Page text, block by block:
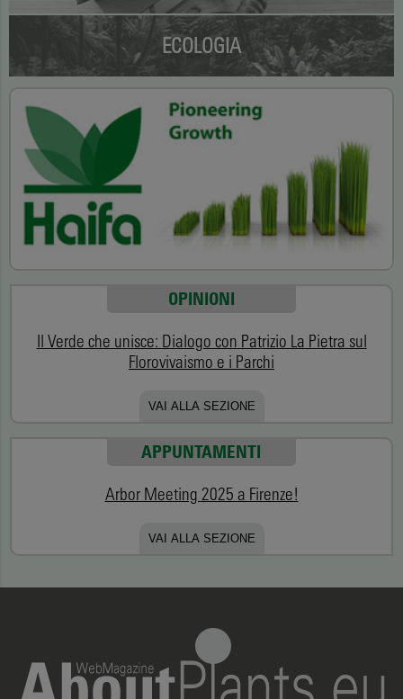
ECOLOGIA
OPINIONI
Il Verde che unisce: Dialogo con Patrizio La Pietra sul
Florovivaismo e i Parchi
VAI ALLA SEZIONE
APPUNTAMENTI
Arbor Meeting 2025 a Firenze!
VAI ALLA SEZIONE